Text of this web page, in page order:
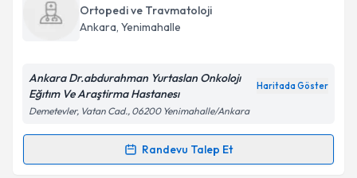
talebi oluşturun. Size bu uzmandan randevu almanız
için bir takvim hazırlandığında e-posta ile
Kişisel verilerimin işlenmesine ilişkin
Metni'ni okudum ve kişisel verilerimin belirtilen
Ortopedi ve Travmatoloji
Ankara, Yenimahalle
Ankara Dr.abdurahman Yurtaslan Onkolojı
Eğıtım Ve Araştirma Hastanesı
Haritada Göster
Demetevler, Vatan Cad., 06200 Yenimahalle/Ankara
Randevu Talep Et
Randevu Takvimi Talebi